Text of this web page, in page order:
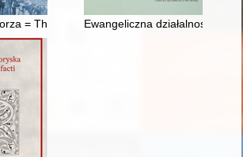
= The polishness of Pomerania
Ewangeliczna działalność